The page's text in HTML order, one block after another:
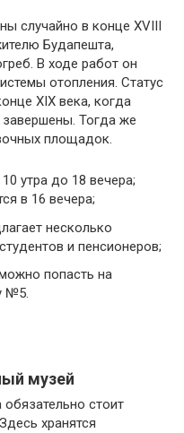
случайно в конце XVIII
Будапешта,
В ходе работ он
отопления. Статус
XIX века, когда
Тогда же
площадок.
утра до 18 вечера;
в 16 вечера;
несколько
и пенсионеров;
попасть на
№5.
музей
стоит
хранятся